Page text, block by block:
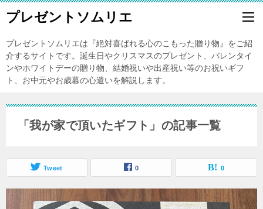
プレゼントソムリエ
プレゼントソムリエは『絶対喜ばれる心のこもった贈り物』をご紹
介するサイトです。誕生日やクリスマスのプレゼント、バレンタイ
ンやホワイトデーの贈り物、結婚祝いや出産祝い等のお祝いギフ
ト、お中元やお歳暮の心遣いを解説します。
「我が家で頂いたギフト」の記事一覧
Tweet 0 0